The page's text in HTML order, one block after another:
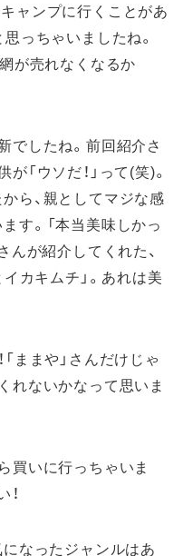
ャンプに行くことがあ
っちゃいましたね。
が売れなくなるか
でしたね。前回紹介さ
「ウソだ！」って(笑)。
ら、親としてマジな感
す。「本当美味しかっ
んが紹介してくれた、
カキムチ」。あれは美
ままや」さんだけじゃ
れないかなって思いま
買いに行っちゃいま
なったジャンルはあ